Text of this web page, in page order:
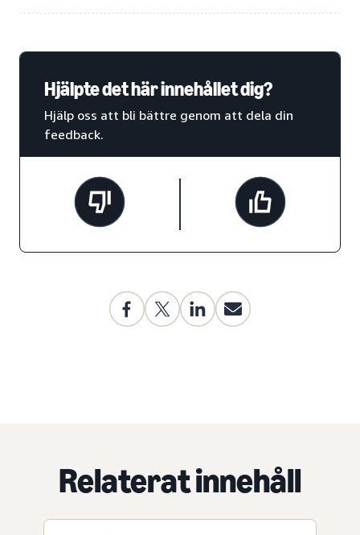
Hjälpte det här innehållet dig?
Hjälp oss att bli bättre genom att dela din
feedback.
Relaterat innehåll